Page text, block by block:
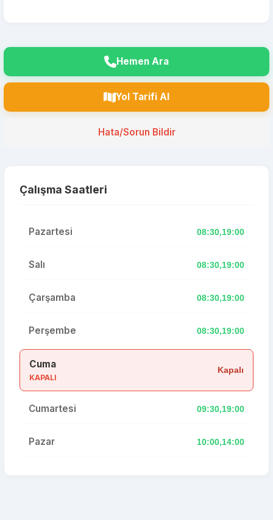
Hemen Ara
Yol Tarifi Al
Hata/Sorun Bildir
Çalışma Saatleri
Pazartesi 08:30,19:00
Salı 08:30,19:00
Çarşamba 08:30,19:00
Perşembe 08:30,19:00
Cuma
KAPALI
Kapalı
Cumartesi 09:30,19:00
Pazar 10:00,14:00